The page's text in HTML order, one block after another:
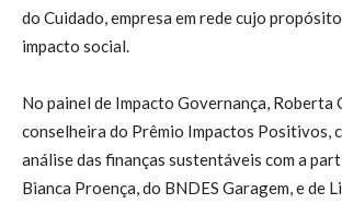
do Cuidado, empresa em rede cujo
impacto social.
No painel de Impacto Governança, Roberta
conselheira do Prêmio Impactos Positivos,
análise das finanças sustentáveis com a
Bianca Proença, do BNDES Garagem, e de